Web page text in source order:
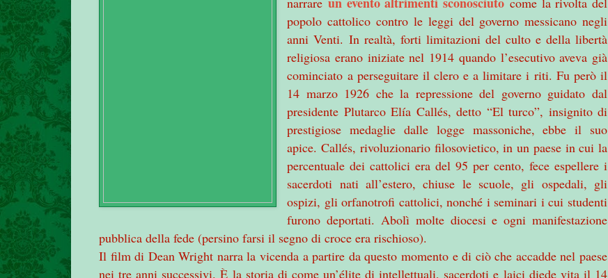
popolo cattolico contro le leggi del governo messicano negli
anni Venti. In realtà, forti limitazioni del culto e della libertà
religiosa erano iniziate nel 1914 quando l’esecutivo aveva già
cominciato a perseguitare il clero e a limitare i riti. Fu però il
14 marzo 1926 che la repressione del governo guidato dal
presidente Plutarco Elía Callés, detto “El turco”, insignito di
prestigiose medaglie dalle logge massoniche, ebbe il suo
apice. Callés, rivoluzionario filosovietico, in un paese in cui la
percentuale dei cattolici era del 95 per cento, fece espellere i
sacerdoti nati all’estero, chiuse le scuole, gli ospedali, gli
ospizi, gli orfanotrofi cattolici, nonché i seminari i cui studenti
furono deportati. Abolì molte diocesi e ogni manifestazione
pubblica della fede (persino farsi il segno di croce era rischioso).
Il film di Dean Wright narra la vicenda a partire da questo momento e di ciò che accadde nel paese
nei tre anni successivi. È la storia di come un’élite di intellettuali, sacerdoti e laici diede vita il 14